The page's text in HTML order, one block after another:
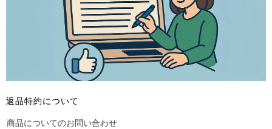
返品特約について
商品についてのお問い合わせ